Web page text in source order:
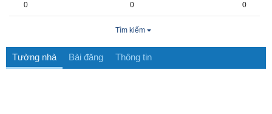
0 0 0
Tìm kiếm
Tường nhà Bài đăng Thông tin